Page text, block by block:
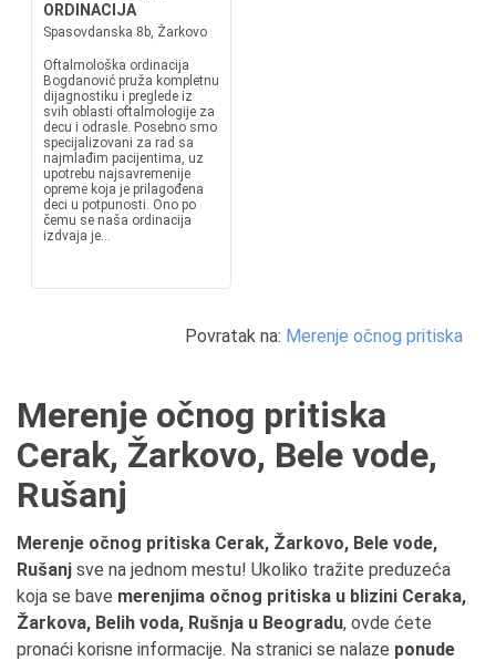
ORDINACIJA
Spasovdanska 8b, Žarkovo
Oftalmološka ordinacija
Bogdanović pruža kompletnu
dijagnostiku i preglede iz
svih oblasti oftalmologije za
decu i odrasle. Posebno smo
specijalizovani za rad sa
najmlađim pacijentima, uz
upotrebu najsavremenije
opreme koja je prilagođena
deci u potpunosti. Ono po
čemu se naša ordinacija
izdvaja je...
Povratak na: Merenje očnog pritiska
Merenје očnog pritiska
Cerak, Žarkovo, Bele vode,
Rušanj
Merenje očnog pritiska Cerak, Žarkovo, Bele vode,
Rušanj sve na jednom mestu! Ukoliko tražite preduzeća
koja se bave merenjima očnog pritiska u blizini Ceraka,
Žarkova, Belih voda, Rušnja u Beogradu, ovde ćete
pronaći korisne informacije. Na stranici se nalaze ponude